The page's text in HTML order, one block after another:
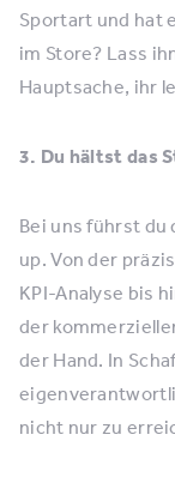
Sportart und hat
im Store? Lass
Hauptsache, ihr
3. Du hältst das
Bei uns führst
up. Von der
KPI-Analyse bis
der
der Hand. In
nicht nur zu